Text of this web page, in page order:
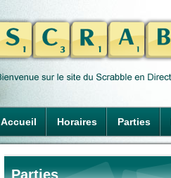
Accueil Horaires Parties
Parties